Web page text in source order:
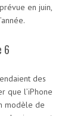
en juin,
6
des
que l’iPhone
modèle de